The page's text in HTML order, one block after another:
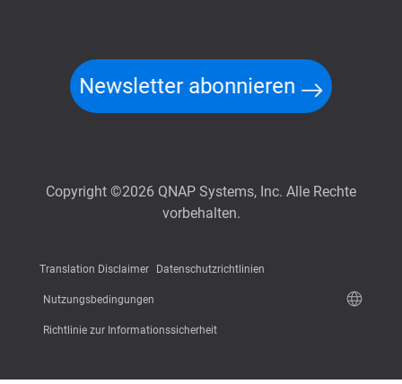
Newsletter abonnieren
Copyright ©2026 QNAP Systems, Inc. Alle Rechte
vorbehalten.
Translation Disclaimer Datenschutzrichtlinien
Nutzungsbedingungen
Richtlinie zur Informationssicherheit